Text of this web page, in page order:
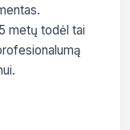
metų todėl tai